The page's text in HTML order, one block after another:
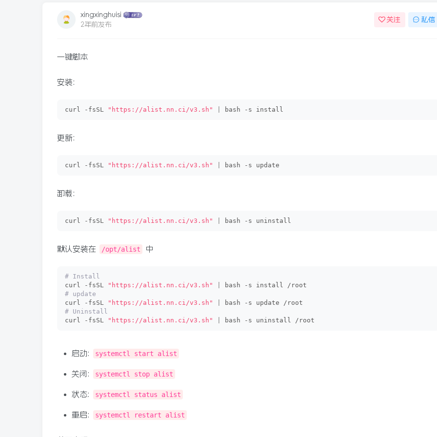
xingxinghuisi
2年前发布
关注 私信
一键脚本
安装:
curl -fsSL "https://alist.nn.ci/v3.sh" bash -s install
更新:
curl -fsSL "https://alist.nn.ci/v3.sh" bash -s update
卸载:
curl -fsSL "https://alist.nn.ci/v3.sh" bash -s uninstall
默认安装在 /opt/alist 中
# Install
curl -fsSL
"https://alist.nn.ci/v3.sh"
bash -s install /root
# update
curl -fsSL
"https://alist.nn.ci/v3.sh"
bash -s update /root
# Uninstall
curl -fsSL
"https://alist.nn.ci/v3.sh" bash -s uninstall /root
启动: systemctl start alist
关闭: systemctl stop alist
状态: systemctl status alist
重启: systemctl restart alist